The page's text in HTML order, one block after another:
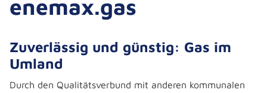
enemax.gas
Zuverlässig und günstig: Gas im
Umland
Durch den Qualitätsverbund mit anderen kommunalen